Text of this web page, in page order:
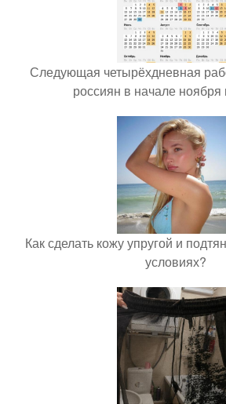
Следующая четырёхдневная
россиян в начале ноября
Как сделать кожу упругой и
условиях?